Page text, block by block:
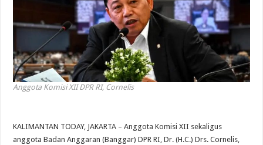
Anggota Komisi XII DPR RI, Cornelis
KALIMANTAN TODAY, JAKARTA – Anggota Komisi XII sekaligus
anggota Badan Anggaran (Banggar) DPR RI, Dr. (H.C.) Drs. Cornelis,